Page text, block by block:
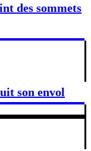
des sommets
son envol